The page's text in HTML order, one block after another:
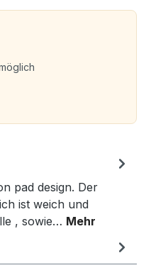
pad design. Der
ist weich und
, sowie… Mehr